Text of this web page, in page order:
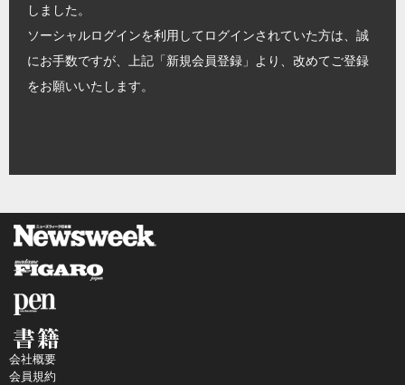
しました。
ソーシャルログインを利用してログインされていた方は、誠
にお手数ですが、上記「新規会員登録」より、改めてご登録
をお願いいたします。
会社概要
会員規約